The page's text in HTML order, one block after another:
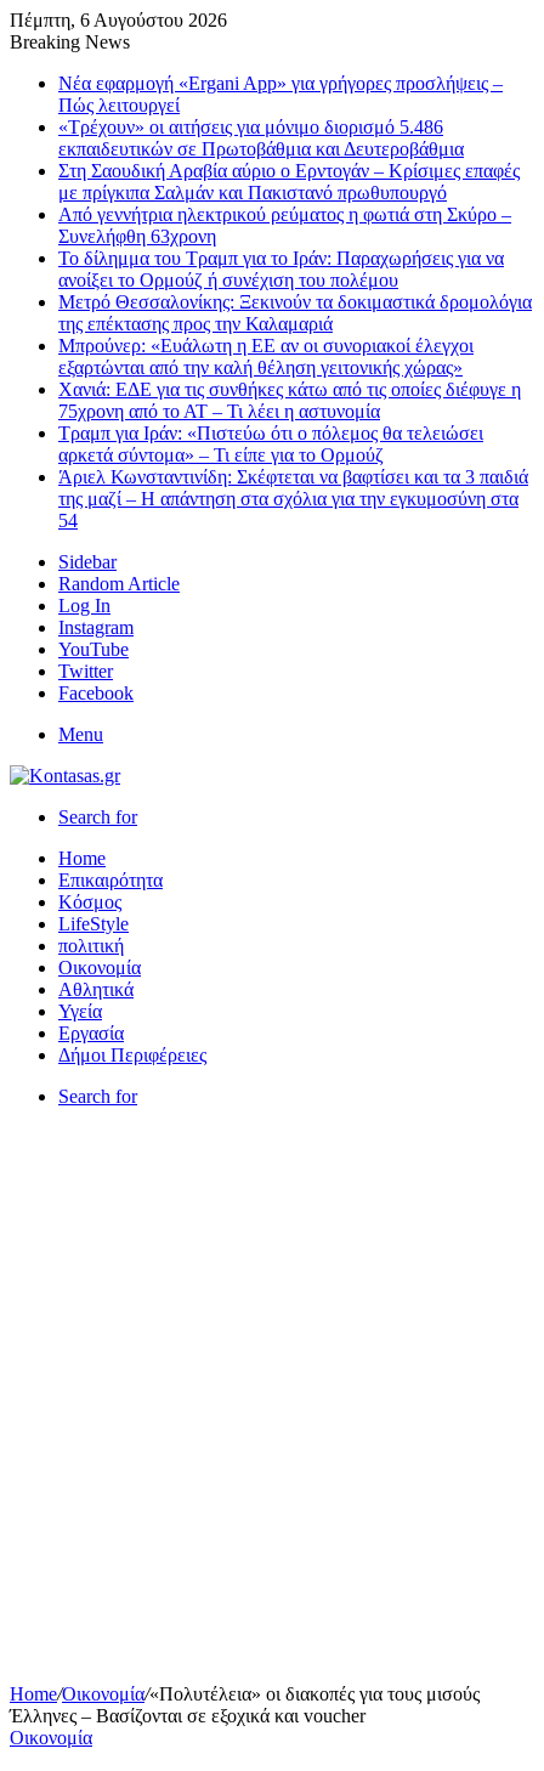
Πέμπτη, 6 Αυγούστου 2026
Breaking News
Νέα εφαρμογή «Ergani App» για γρήγορες προσλήψεις –
Πώς λειτουργεί
«Τρέχουν» οι αιτήσεις για μόνιμο διορισμό 5.486
εκπαιδευτικών σε Πρωτοβάθμια και Δευτεροβάθμια
Στη Σαουδική Αραβία αύριο ο Ερντογάν – Κρίσιμες επαφές
με πρίγκιπα Σαλμάν και Πακιστανό πρωθυπουργό
Από γεννήτρια ηλεκτρικού ρεύματος η φωτιά στη Σκύρο –
Συνελήφθη 63χρονη
Το δίλημμα του Τραμπ για το Ιράν: Παραχωρήσεις για να
ανοίξει το Ορμούζ ή συνέχιση του πολέμου
Μετρό Θεσσαλονίκης: Ξεκινούν τα δοκιμαστικά δρομολόγια
της επέκτασης προς την Καλαμαριά
Μπρούνερ: «Ευάλωτη η ΕΕ αν οι συνοριακοί έλεγχοι
εξαρτώνται από την καλή θέληση γειτονικής χώρας»
Χανιά: ΕΔΕ για τις συνθήκες κάτω από τις οποίες διέφυγε η
75χρονη από το ΑΤ – Τι λέει η αστυνομία
Τραμπ για Ιράν: «Πιστεύω ότι ο πόλεμος θα τελειώσει
αρκετά σύντομα» – Τι είπε για το Ορμούζ
Άριελ Κωνσταντινίδη: Σκέφτεται να βαφτίσει και τα 3 παιδιά
της μαζί – Η απάντηση στα σχόλια για την εγκυμοσύνη στα
54
Sidebar
Random Article
Log In
Instagram
YouTube
Twitter
Facebook
Menu
Search for
Home
Επικαιρότητα
Κόσμος
LifeStyle
πολιτική
Οικονομία
Αθλητικά
Υγεία
Εργασία
Δήμοι Περιφέρειες
Search for
Home/Οικονομία/«Πολυτέλεια» οι διακοπές για τους μισούς
Έλληνες – Βασίζονται σε εξοχικά και voucher
Οικονομία